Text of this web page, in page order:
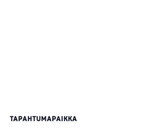
TAPAHTUMAPAIKKA